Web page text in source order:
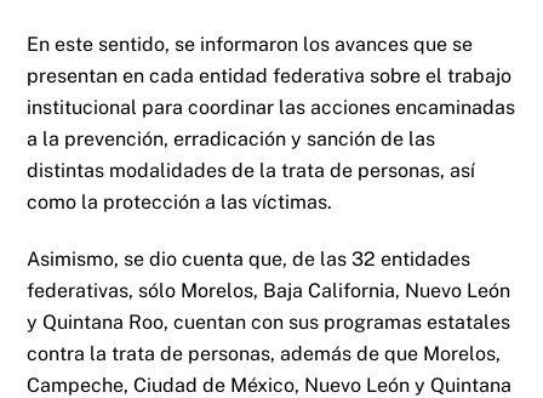
En este sentido, se informaron los avances que se
presentan en cada entidad federativa sobre el trabajo
institucional para coordinar las acciones encaminadas
a la prevención, erradicación y sanción de las
distintas modalidades de la trata de personas, así
como la protección a las víctimas.
Asimismo, se dio cuenta que, de las 32 entidades
federativas, sólo Morelos, Baja California, Nuevo León
y Quintana Roo, cuentan con sus programas estatales
contra la trata de personas, además de que Morelos,
Campeche, Ciudad de México, Nuevo León y Quintana